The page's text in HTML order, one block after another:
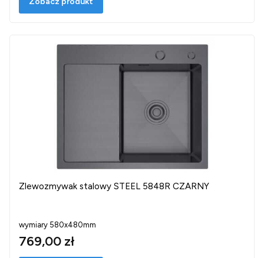
Zlewozmywak stalowy STEEL 5848R CZARNY
wymiary 580x480mm
769,00 zł